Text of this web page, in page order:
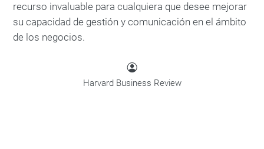
recurso invaluable para cualquiera que desee mejorar
su capacidad de gestión y comunicación en el ámbito
de los negocios.
Harvard Business Review